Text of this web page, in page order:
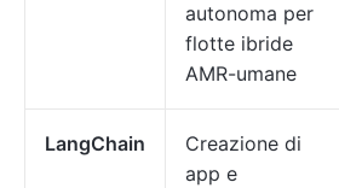
autonoma per
flotte ibride
AMR-umane
LangChain
Creazione di
app e